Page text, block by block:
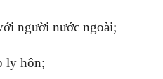
người nước ngoài;
ly hôn;